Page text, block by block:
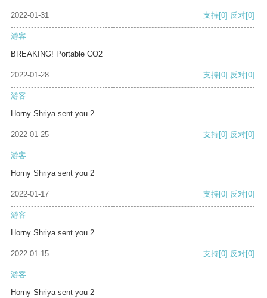
2022-01-31 支持[0] 反对[0]
游客
BREAKING! Portable CO2
2022-01-28 支持[0] 反对[0]
游客
Horny Shriya sent you 2
2022-01-25 支持[0] 反对[0]
游客
Horny Shriya sent you 2
2022-01-17 支持[0] 反对[0]
游客
Horny Shriya sent you 2
2022-01-15 支持[0] 反对[0]
游客
Horny Shriya sent you 2